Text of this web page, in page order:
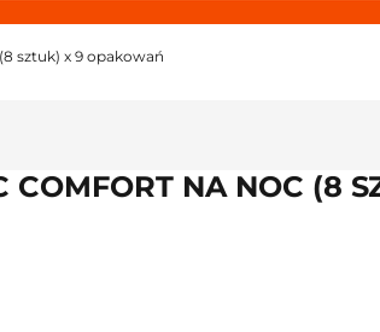
sztuk) x 9 opakowań
COMFORT NA NOC (8